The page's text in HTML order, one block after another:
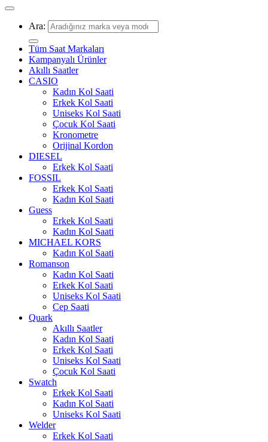
Ara:
Tüm Saat Markaları
Kampanyalı Ürünler
Akıllı Saatler
CASIO
Kadın Kol Saati
Erkek Kol Saati
Uniseks Kol Saati
Çocuk Kol Saati
Kronometre
Orijinal Kordon
DIESEL
Erkek Kol Saati
FOSSIL
Erkek Kol Saati
Kadın Kol Saati
Guess
Erkek Kol Saati
Kadın Kol Saati
MICHAEL KORS
Kadın Kol Saati
Romanson
Kadın Kol Saati
Erkek Kol Saati
Uniseks Kol Saati
Cep Saati
Quark
Akıllı Saatler
Kadın Kol Saati
Erkek Kol Saati
Uniseks Kol Saati
Çocuk Kol Saati
Swatch
Erkek Kol Saati
Kadın Kol Saati
Uniseks Kol Saati
Welder
Erkek Kol Saati